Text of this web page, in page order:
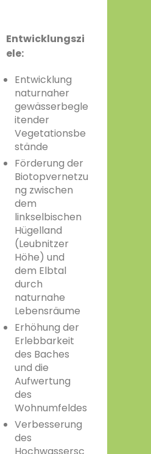
Entwicklungszi
ele:
Entwicklung
naturnaher
gewässerbegle
itender
Vegetationsbe
stände
Förderung der
Biotopvernetzu
ng zwischen
dem
linkselbischen
Hügelland
(Leubnitzer
Höhe) und
dem Elbtal
durch
naturnahe
Lebensräume
Erhöhung der
Erlebbarkeit
des Baches
und die
Aufwertung
des
Wohnumfeldes
Verbesserung
des
Hochwassersc